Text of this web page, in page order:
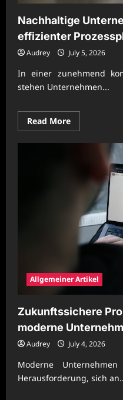
Nachhaltige
effizienter
Audrey July 5, 2026
In einer zunehmend
stehen Unternehmen...
Read MoreRead
more
Nachhaltige
effizienter
Allgemeiner Artikel
Zukunftssichere
moderne
Audrey July 4, 2026
Moderne
Herausforderung, sich